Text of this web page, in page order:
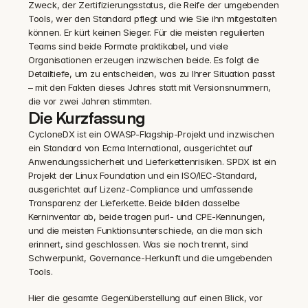
Zweck, der Zertifizierungsstatus, die Reife der umgebenden
Tools, wer den Standard pflegt und wie Sie ihn mitgestalten
können. Er kürt keinen Sieger. Für die meisten regulierten
Teams sind beide Formate praktikabel, und viele
Organisationen erzeugen inzwischen beide. Es folgt die
Detailtiefe, um zu entscheiden, was zu Ihrer Situation passt
– mit den Fakten dieses Jahres statt mit Versionsnummern,
die vor zwei Jahren stimmten.
Die Kurzfassung
CycloneDX ist ein OWASP-Flagship-Projekt und inzwischen
ein Standard von Ecma International, ausgerichtet auf
Anwendungssicherheit und Lieferkettenrisiken. SPDX ist ein
Projekt der Linux Foundation und ein ISO/IEC-Standard,
ausgerichtet auf Lizenz-Compliance und umfassende
Transparenz der Lieferkette. Beide bilden dasselbe
Kerninventar ab, beide tragen purl- und CPE-Kennungen,
und die meisten Funktionsunterschiede, an die man sich
erinnert, sind geschlossen. Was sie noch trennt, sind
Schwerpunkt, Governance-Herkunft und die umgebenden
Tools.
Hier die gesamte Gegenüberstellung auf einen Blick, vor